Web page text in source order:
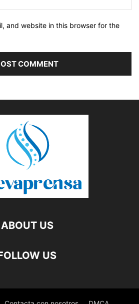
and website in this browser for the
ABOUT US
US